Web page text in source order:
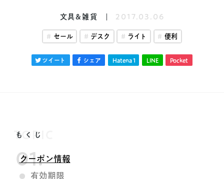
文具&雑貨 2017.03.06
セール デスク ライト 便利
ツイート シェア Hatena1 LINE Pocket
TOPIC
もくじ
クーポン情報
有効期限